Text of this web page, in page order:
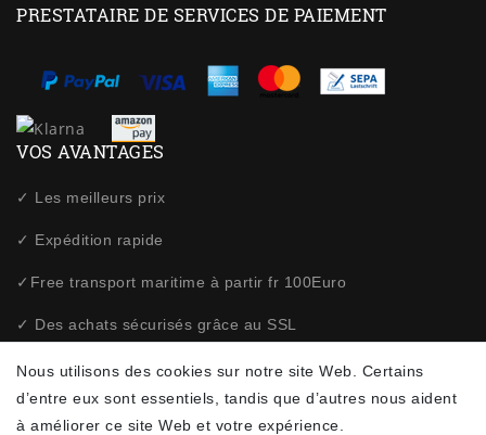
PRESTATAIRE DE SERVICES DE PAIEMENT
VOS AVANTAGES
✓ Les meilleurs prix
✓ Expédition rapide
✓Free transport maritime à partir fr 100Euro
✓ Des achats sécurisés grâce au SSL
✓ Politique de confidentialité
Nous utilisons des cookies sur notre site Web. Certains
d’entre eux sont essentiels, tandis que d’autres nous aident
à améliorer ce site Web et votre expérience.